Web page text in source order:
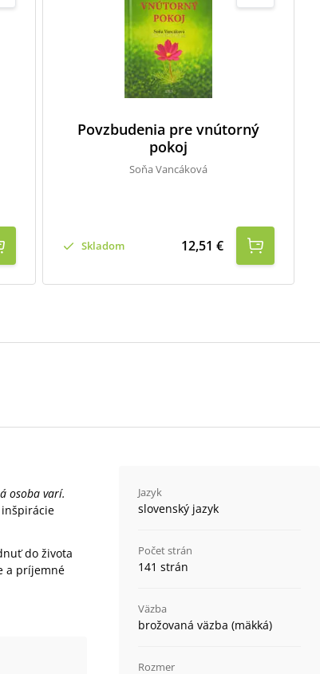
Povzbudenia pre vnútorný
pokoj
Soňa Vancáková
Skladom 12,51 €
osoba varí.
do života
a príjemné
Jazyk
slovenský jazyk
Počet strán
141 strán
Väzba
brožovaná väzba (mäkká)
Rozmer